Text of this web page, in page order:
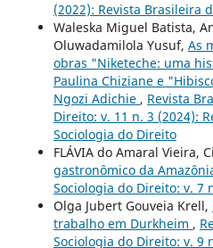
(2022): Revista Brasileira
Waleska Miguel Batista,
Oluwadamilola Yusuf, As
obras "Niketeche: uma
Paulina Chiziane e
Ngozi Adichie , Revista
Direito: v. 11 n. 3 (2024):
Sociologia do Direito
FLÁVIA do Amaral Vieira,
gastronômico da
Sociologia do Direito: v. 7
Olga Jubert Gouveia Krell,
trabalho em Durkheim ,
Sociologia do Direito: v. 9